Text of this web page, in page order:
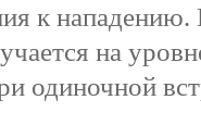
к нападению.
на
одиночной